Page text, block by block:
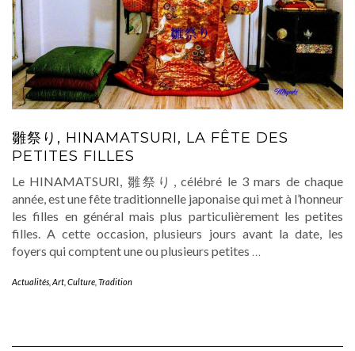
雛祭り, HINAMATSURI, LA FÊTE DES
PETITES FILLES
Le HINAMATSURI, 雛祭り, célébré le 3 mars de chaque
année, est une fête traditionnelle japonaise qui met à l’honneur
les filles en général mais plus particulièrement les petites
filles. A cette occasion, plusieurs jours avant la date, les
foyers qui comptent une ou plusieurs petites …
Actualités Art Culture Tradition